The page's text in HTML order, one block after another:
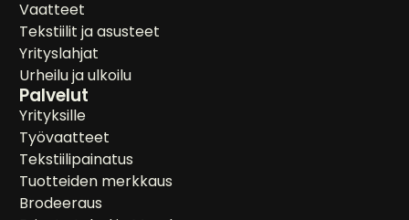
Vaatteet
Tekstiilit ja asusteet
Yrityslahjat
Urheilu ja ulkoilu
Palvelut
Yrityksille
Työvaatteet
Tekstiilipainatus
Tuotteiden merkkaus
Brodeeraus